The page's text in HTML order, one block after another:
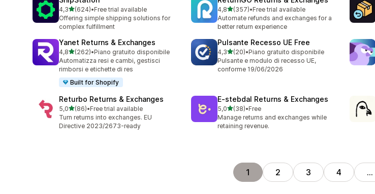
4,3stelle su 5
(624)
624 recensioni totali
•Free trial available
Offering simple shipping solutions for
complex fulfillment
4,8stelle su 5
(357)
357 recensioni totali
•Free trial available
Automate refunds and exchanges for a
better return experience
Yanet Returns & Exchanges
4,8stelle su 5
(262)
262 recensioni totali
•Piano gratuito disponibile
Automatizza resi e cambi, gestisci
rimborsi e etichette di res
Built for Shopify
Pulsante Recesso UE Free
4,3stelle su 5
(20)
20 recensioni totali
•Piano gratuito disponibile
Pulsante e modulo di recesso UE,
conforme 19/06/2026
Returbo Returns & Exchanges
5,0stelle su 5
(86)
86 recensioni totali
•Free trial available
Turn returns into exchanges. EU
Directive 2023/2673-ready
E‑stebdal Returns & Exchanges
5,0stelle su 5
(38)
38 recensioni totali
•Free
Manage returns and exchanges while
retaining revenue.
1 2 3 4 …